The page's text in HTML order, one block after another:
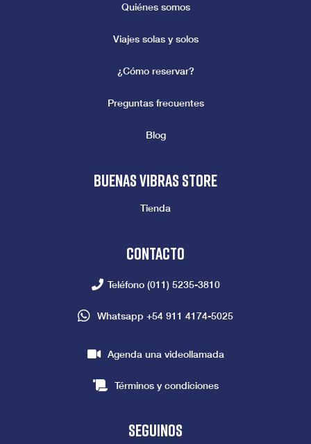
Quiénes somos
Viajes solas y solos
¿Cómo reservar?
Preguntas frecuentes
Blog
Buenas vibras store
Tienda
Contacto
Teléfono (011) 5235-3810
Whatsapp +54 911 4174-5025
Agenda una videollamada
Términos y condiciones
seguinos